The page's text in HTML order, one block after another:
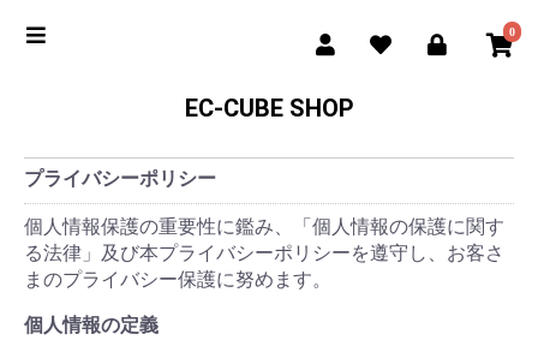
0
EC-CUBE SHOP
プライバシーポリシー
個人情報保護の重要性に鑑み、「個人情報の保護に関す
る法律」及び本プライバシーポリシーを遵守し、お客さ
まのプライバシー保護に努めます。
個人情報の定義